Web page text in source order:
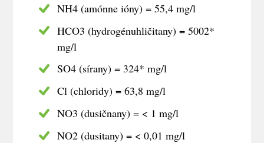
NH4 (amónne ióny) = 55,4 mg/l
HCO3 (hydrogénuhličitany) = 5002*
mg/l
SO4 (sírany) = 324* mg/l
Cl (chloridy) = 63,8 mg/l
NO3 (dusičnany) = < 1 mg/l
NO2 (dusitany) = < 0,01 mg/l